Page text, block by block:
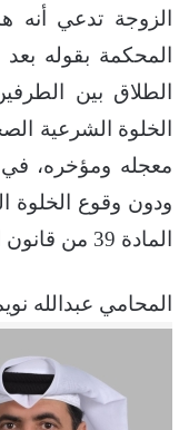
الزوجة تدعي أنه
المحكمة بقوله بعد
الطلاق بين
الخلوة الشرعية
معجله ومؤخره،
ودون وقوع
المادة 39 من قانون الأسرة.
المحامي عبدالله